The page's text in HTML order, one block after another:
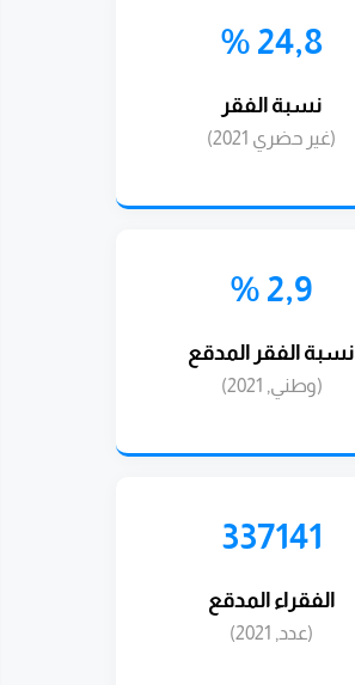
24,8 %
نسبة الفقر
(غير حضري 2021)
2,9 %
نسبة الفقر المدقع
(وطني, 2021)
337141
الفقراء المدقع
(عدد, 2021)